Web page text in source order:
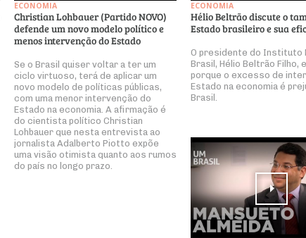
ECONOMIA
Christian Lohbauer (Partido NOVO)
defende um novo modelo político e
menos intervenção do Estado
Se o Brasil quiser voltar a ter um
ciclo virtuoso, terá de aplicar um
novo modelo de políticas públicas,
com uma menor intervenção do
Estado na economia. A afirmação é
do cientista político Christian
Lohbauer que nesta entrevista ao
jornalista Adalberto Piotto expõe
uma visão otimista quanto aos rumos
do país no longo prazo.
ECONOMIA
Hélio Beltrão discute o
Estado brasileiro e sua
O presidente do Instituto
Brasil, Hélio Beltrão Filho,
porque o excesso de
Estado na economia é
Brasil.